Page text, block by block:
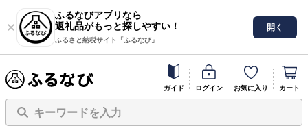
ふるなびアプリなら
返礼品がもっと探しやすい！
ふるさと納税サイト「ふるなび」
開く
ガイド ログイン お気に入り カート
キーワードを入力